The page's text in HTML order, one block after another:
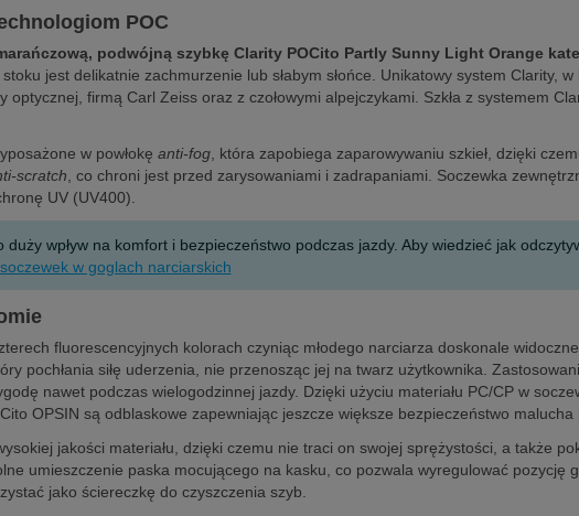
POC
podwójną szybkę Clarity POCito Partly Sunny Light Orange
jest delikatnie zachmurzenie lub słabym słońce. Unikatowy system Clarity,
firmą Carl Zeiss oraz z czołowymi alpejczykami. Szkła z systemem
w powłokę anti-fog , która zapobiega zaparowywaniu szkieł, dzięki
scratch , co chroni jest przed zarysowaniami i zadrapaniami. Soczewka
UV (UV400).
wpływ na komfort i bezpieczeństwo podczas jazdy. Aby wiedzieć jak
w goglach narciarskich
fluorescencyjnych kolorach czyniąc młodego narciarza doskonale
pochłania siłę uderzenia, nie przenosząc jej na twarz użytkownika.
nawet podczas wielogodzinnej jazdy. Dzięki użyciu materiału PC/CP w
OPSIN są odblaskowe zapewniając jeszcze większe bezpieczeństwo malucha
jakości materiału, dzięki czemu nie traci on swojej sprężystości, a także
umieszczenie paska mocującego na kasku, co pozwala wyregulować pozycję
jako ściereczkę do czyszczenia szyb.